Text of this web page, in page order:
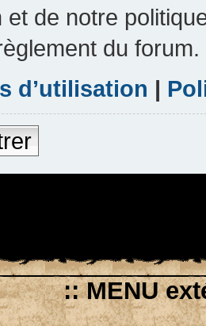
et de notre
du forum.
d’utilisation |
:: MENU